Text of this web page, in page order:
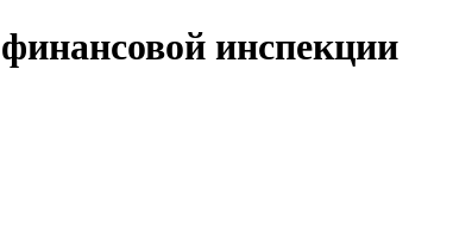
инспекции